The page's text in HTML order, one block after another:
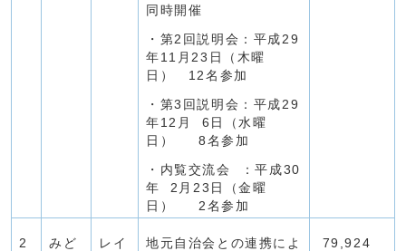
同時開催
・第2回説明会：平成29
年11月23日（木曜
日） 12名参加
・第3回説明会：平成29
年12月 6日（水曜
日） 8名参加
・内覧交流会 ：平成30
年 2月23日（金曜
日） 2名参加
2
みど
レイ
地元自治会との連携によ
79,924